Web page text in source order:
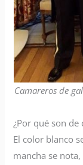
Camareros de
¿Por qué son de
El color blanco
mancha se